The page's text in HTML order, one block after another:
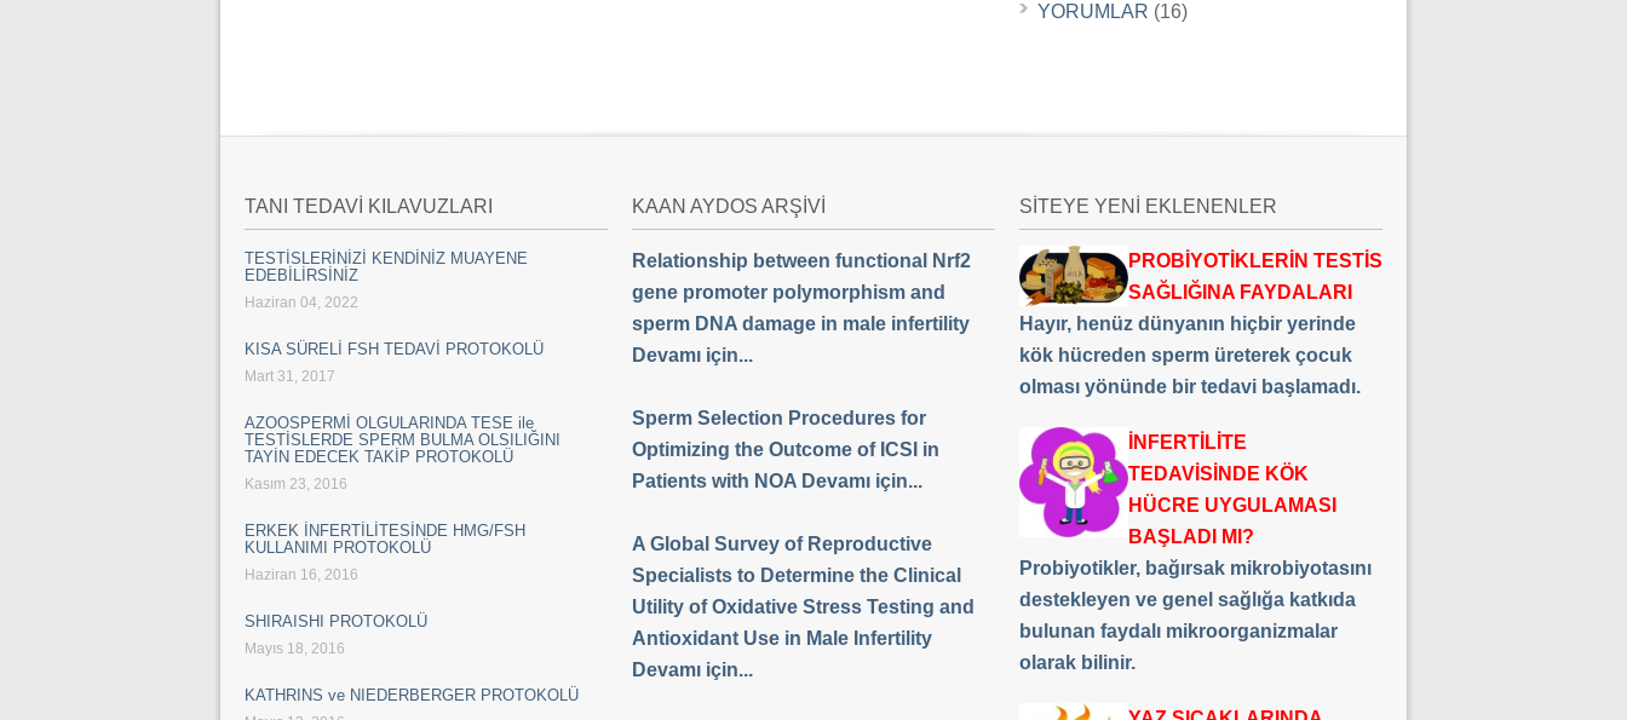
YORUMLAR (16)
TANI TEDAVİ KILAVUZLARI
TESTİSLERİNİZİ KENDİNİZ MUAYENE
EDEBİLİRSİNİZ
Haziran 04, 2022
KISA SÜRELİ FSH TEDAVİ PROTOKOLÜ
Mart 31, 2017
AZOOSPERMİ OLGULARINDA TESE ile
TESTİSLERDE SPERM BULMA OLSILIĞINI
TAYİN EDECEK TAKİP PROTOKOLÜ
Kasım 23, 2016
ERKEK İNFERTİLİTESİNDE HMG/FSH
KULLANIMI PROTOKOLÜ
Haziran 16, 2016
SHIRAISHI PROTOKOLÜ
Mayıs 18, 2016
KATHRINS ve NIEDERBERGER PROTOKOLÜ
KAAN AYDOS ARŞİVİ
Relationship between functional Nrf2
gene promoter polymorphism and
sperm DNA damage in male infertility
Devamı için...
Sperm Selection Procedures for
Optimizing the Outcome of ICSI in
Patients with NOA Devamı için...
A Global Survey of Reproductive
Specialists to Determine the Clinical
Utility of Oxidative Stress Testing and
Antioxidant Use in Male Infertility
Devamı için...
SİTEYE YENİ EKLENENLER
PROBİYOTİKLERİN TESTİS
SAĞLIĞINA FAYDALARI
Hayır, henüz dünyanın hiçbir yerinde
kök hücreden sperm üreterek çocuk
olması yönünde bir tedavi başlamadı.
İNFERTİLİTE
TEDAVİSİNDE KÖK
HÜCRE UYGULAMASI
BAŞLADI MI?
Probiyotikler, bağırsak mikrobiyotasını
destekleyen ve genel sağlığa katkıda
bulunan faydalı mikroorganizmalar
olarak bilinir.